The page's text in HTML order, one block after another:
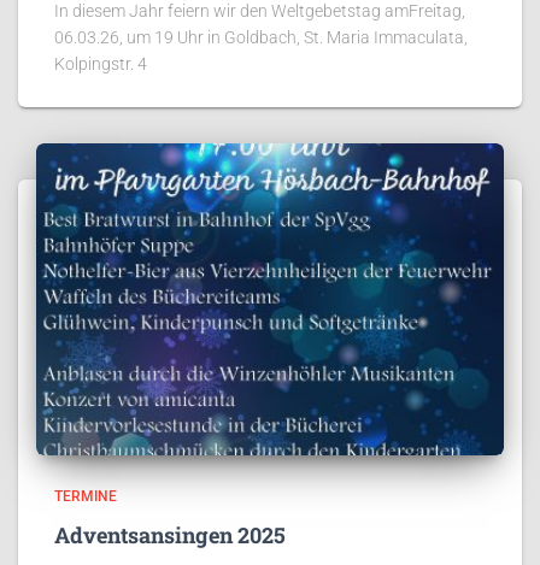
In diesem Jahr feiern wir den Weltgebetstag amFreitag,
06.03.26, um 19 Uhr in Goldbach, St. Maria Immaculata,
Kolpingstr. 4
TERMINE
Adventsansingen 2025